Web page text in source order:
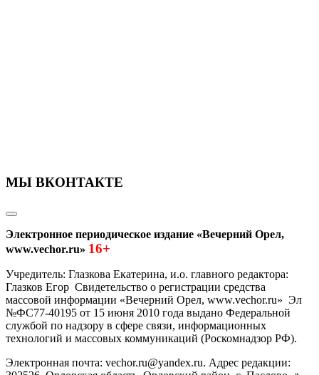
МЫ ВКОНТАКТЕ
Электронное периодическое издание «Вечерний Орел,
www.vechor.ru» 16+
Учредитель: Глазкова Екатерина, и.о. главного редактора:
Глазков Егор Свидетельство о регистрации средства
массовой информации «Вечерний Орел, www.vechor.ru» Эл
№ФС77-40195 от 15 июня 2010 года выдано Федеральной
службой по надзору в сфере связи, информационных
технологий и массовых коммуникаций (Роскомнадзор РФ).
Электронная почта: vechor.ru@yandex.ru. Адрес редакции: